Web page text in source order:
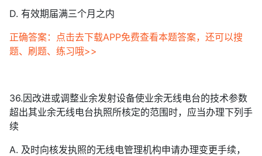
D. 有效期届满三个月之内
正确答案：点击去下载APP免费查看本题答案，还可以搜
题、刷题、练习哦>>
36.因改进或调整业余发射设备使业余无线电台的技术参数
超出其业余无线电台执照所核定的范围时，应当办理下列手
续
A. 及时向核发执照的无线电管理机构申请办理变更手续，